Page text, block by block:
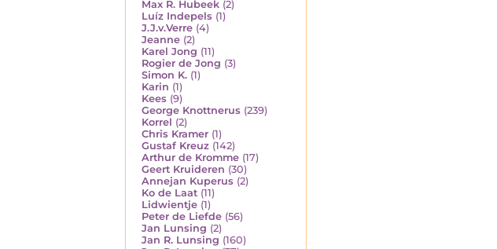
Max R. Hubeek (2)
Luíz Indepels (1)
J.J.v.Verre (4)
Jeanne (2)
Karel Jong (11)
Rogier de Jong (3)
Simon K. (1)
Karin (1)
Kees (9)
George Knottnerus (239)
Korrel (2)
Chris Kramer (1)
Gustaf Kreuz (142)
Arthur de Kromme (17)
Geert Kruideren (30)
Annejan Kuperus (2)
Ko de Laat (11)
Lidwientje (1)
Peter de Liefde (56)
Jan Lunsing (2)
Jan R. Lunsing (160)